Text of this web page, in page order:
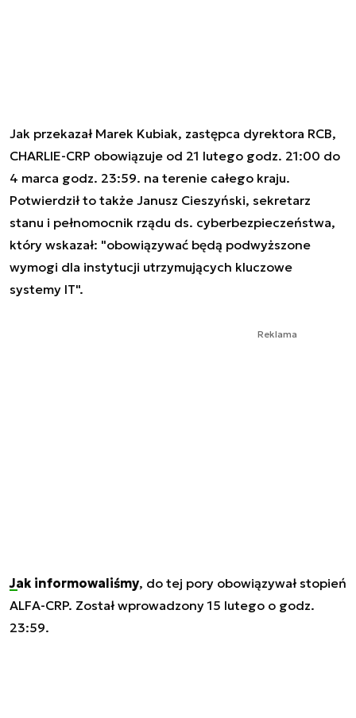
Jak przekazał Marek Kubiak, zastępca dyrektora RCB,
CHARLIE-CRP obowiązuje od 21 lutego godz. 21:00 do
4 marca godz. 23:59. na terenie całego kraju.
Potwierdził to także Janusz Cieszyński, sekretarz
stanu i pełnomocnik rządu ds. cyberbezpieczeństwa,
który wskazał: "obowiązywać będą podwyższone
wymogi dla instytucji utrzymujących kluczowe
systemy IT".
Reklama
Jak informowaliśmy, do tej pory obowiązywał stopień
ALFA-CRP. Został wprowadzony 15 lutego o godz.
23:59.